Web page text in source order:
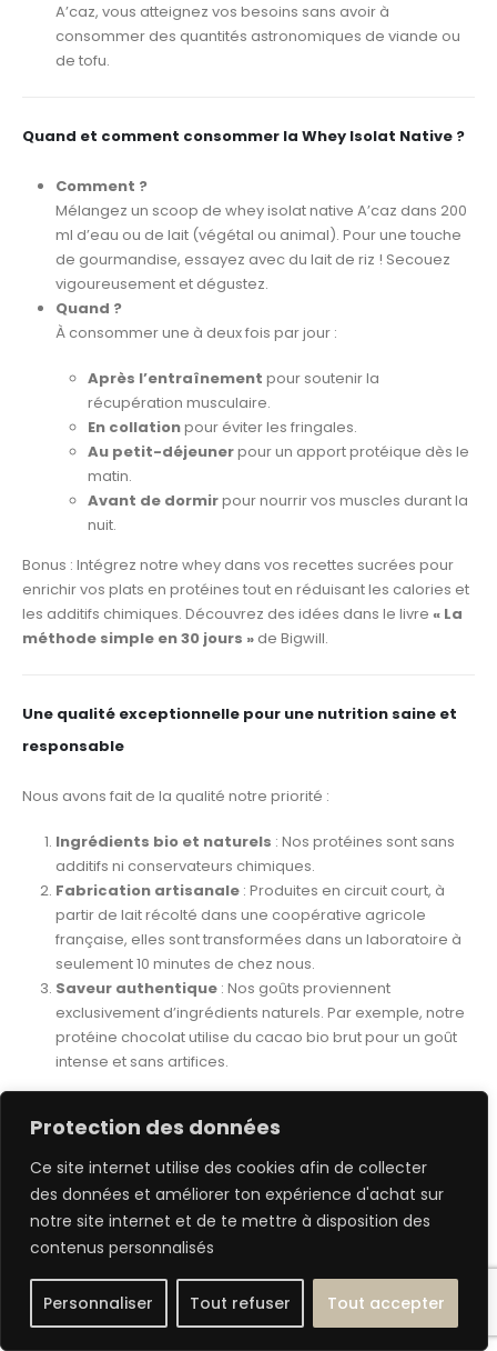
Protection des données
Ce site internet utilise des cookies afin de collecter
des données et améliorer ton expérience d'achat sur
notre site internet et de te mettre à disposition des
contenus personnalisés
Personnaliser Tout refuser Tout accepter
A’caz, vous atteignez vos besoins sans avoir à
consommer des quantités astronomiques de viande ou
de tofu.
Quand et comment consommer la Whey Isolat Native ?
Comment ?
Mélangez un scoop de whey isolat native A’caz dans 200
ml d’eau ou de lait (végétal ou animal). Pour une touche
de gourmandise, essayez avec du lait de riz ! Secouez
vigoureusement et dégustez.
Quand ?
À consommer une à deux fois par jour :
Après l’entraînement pour soutenir la
récupération musculaire.
En collationpour éviter les fringales.
Au petit-déjeunerpour un apport protéique dès le
matin.
Avant de dormirpour nourrir vos muscles durant la
nuit.
Bonus : Intégrez notre whey dans vos recettes sucrées pour
enrichir vos plats en protéines tout en réduisant les calories et
les additifs chimiques. Découvrez des idées dans le livre « La
méthode simple en 30 jours » de Bigwill.
Une qualité exceptionnelle pour une nutrition saine et
responsable
Nous avons fait de la qualité notre priorité :
Ingrédients bio et naturels : Nos protéines sont sans
additifs ni conservateurs chimiques.
Fabrication artisanale: Produites en circuit court, à
partir de lait récolté dans une coopérative agricole
française, elles sont transformées dans un laboratoire à
seulement 10 minutes de chez nous.
Saveur authentique: Nos goûts proviennent
exclusivement d’ingrédients naturels. Par exemple, notre
protéine chocolat utilise du cacao bio brut pour un goût
intense et sans artifices.
L’importance des protéines pour votre santé
Les protéines sont composées d’acides aminés, essentiels
pour le bon fonctionnement de votre organisme.
Santé globale: Elles participent à la régénération des
cellules, renforcent les cheveux, la peau, les ongles, les
muscles et les os.
Récupération et prise de masse: Lorsque vous vous